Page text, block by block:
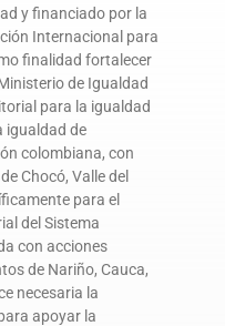
y financiado por la
Internacional para
finalidad fortalecer
de Igualdad
para la igualdad
igualdad de
colombiana, con
Chocó, Valle del
para el
del Sistema
con acciones
de Nariño, Cauca,
necesaria la
apoyar la